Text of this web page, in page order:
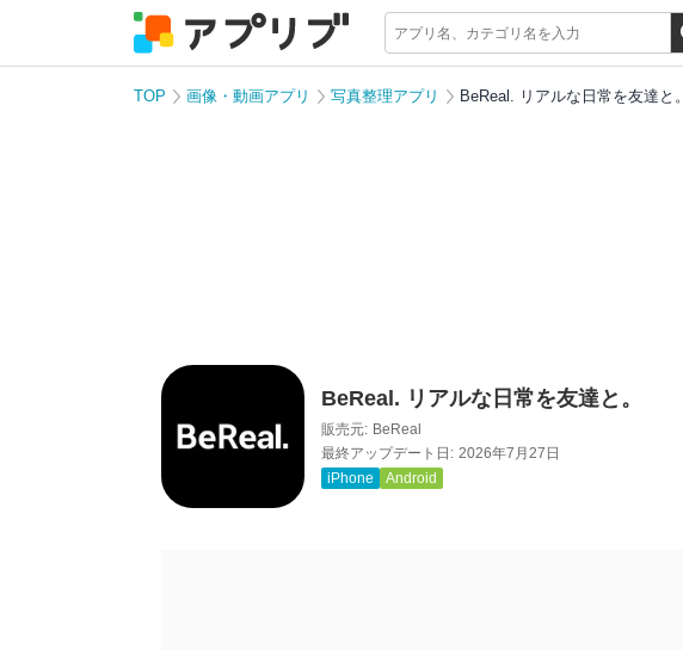
TOP 画像・動画アプリ 写真整理アプリ BeReal. リアルな日常を友達と。
BeReal. リアルな日常を友達と。
販売元: BeReal
最終アップデート日: 2026年7月27日
iPhone
Android